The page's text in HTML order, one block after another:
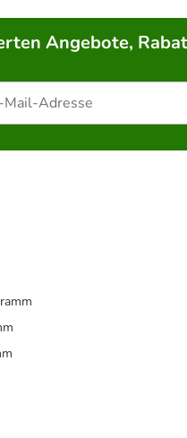
Angebote,